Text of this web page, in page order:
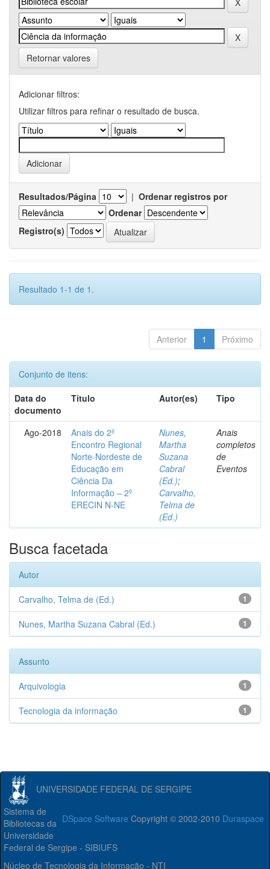
Retornar valores
Adicionar filtros:
Utilizar filtros para refinar o resultado de busca.
Resultados/Página | Ordenar registros por
Ordenar
Registro(s)
Resultado 1-1 de 1.
Anterior 1 Próximo
Conjunto de itens:
Data do
documento
Título Autor(es) Tipo
Ago-2018
Anais do 2º
Encontro Regional
Norte-Nordeste de
Educação em
Ciência Da
Informação – 2º
ERECIN N-NE
Nunes,
Martha
Suzana
Cabral
(Ed.);
Carvalho,
Telma de
(Ed.)
Anais
completos
de
Eventos
Busca facetada
Autor
1
Carvalho, Telma de (Ed.)
1
Nunes, Martha Suzana Cabral (Ed.)
Assunto
1
Arquivologia
1
Tecnologia da informação
UNIVERSIDADE FEDERAL DE SERGIPE
DSpace Software Copyright © 2002-2010 Duraspace
Sistema de
Bibliotecas da
Universidade
Federal de Sergipe - SIBIUFS
Núcleo de Tecnologia da Informação - NTI